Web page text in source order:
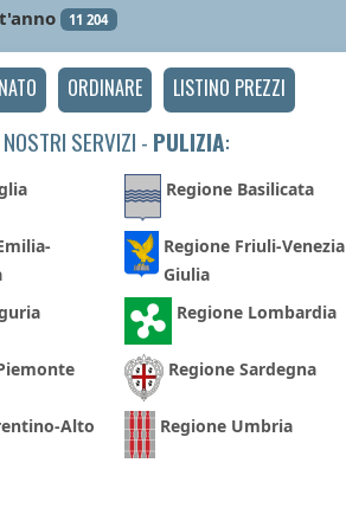
11 204
ORDINARE LISTINO PREZZI
SERVIZI - PULIZIA:
Regione Basilicata
Regione Friuli-Venezia
Giulia
Regione Lombardia
Regione Sardegna
Alto
Regione Umbria